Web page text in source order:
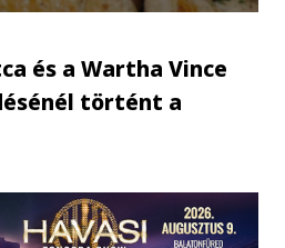
és a Wartha Vince
történt a